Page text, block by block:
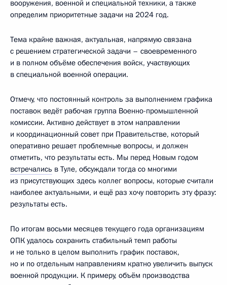
вооружения, военной и специальной техники, а также
определим приоритетные задачи на 2024 год.
Тема крайне важная, актуальная, напрямую связана
с решением стратегической задачи – своевременного
и в полном объёме обеспечения войск, участвующих
в специальной военной операции.
Отмечу, что постоянный контроль за выполнением графика
поставок ведёт рабочая группа Военно-промышленной
комиссии. Активно действует в этом направлении
и координационный совет при Правительстве, который
оперативно решает проблемные вопросы, и должен
отметить, что результаты есть. Мы перед Новым годом
встречались в Туле, обсуждали тогда со многими
из присутствующих здесь коллег вопросы, которые считали
наиболее актуальными, и ещё раз хочу повторить эту фразу:
результаты есть.
По итогам восьми месяцев текущего года организациям
ОПК удалось сохранить стабильный темп работы
и не только в целом выполнить график поставок,
но и по отдельным направлениям кратно увеличить выпуск
военной продукции. К примеру, объём производства